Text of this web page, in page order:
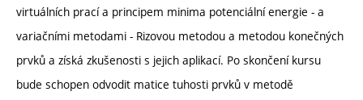
virtuálních prací a principem minima potenciální energie - a
variačními metodami - Rizovou metodou a metodou konečných
prvků a získá zkušenosti s jejich aplikací. Po skončení kursu
bude schopen odvodit matice tuhosti prvků v metodě